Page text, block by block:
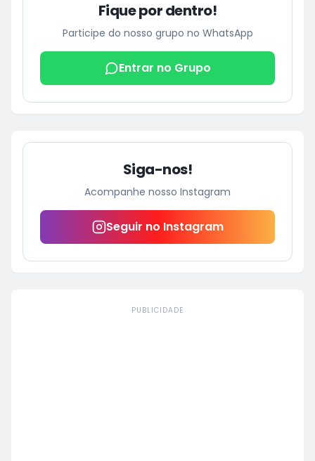
Fique por dentro!
Participe do nosso grupo no WhatsApp
Entrar no Grupo
Siga-nos!
Acompanhe nosso Instagram
Seguir no Instagram
PUBLICIDADE